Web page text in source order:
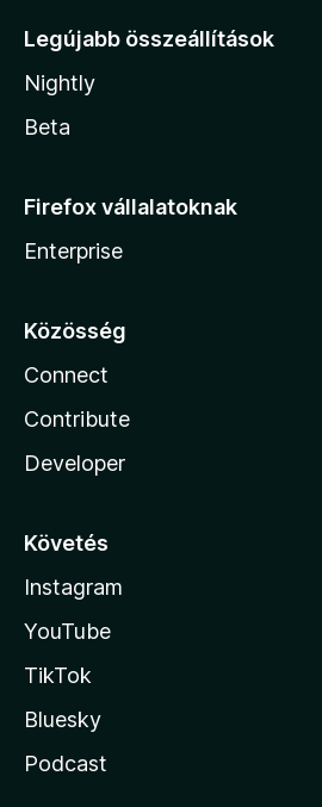
Legújabb összeállítások
Nightly
Beta
Firefox vállalatoknak
Enterprise
Közösség
Connect
Contribute
Developer
Követés
Instagram
YouTube
TikTok
Bluesky
Podcast